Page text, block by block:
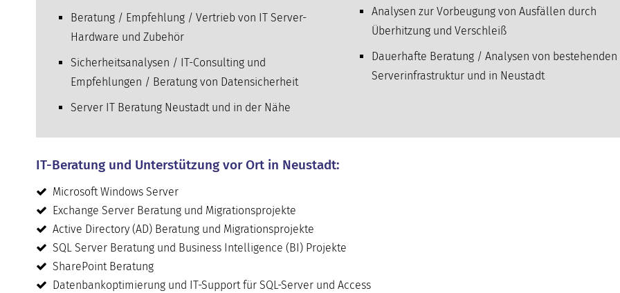
Beratung / Empfehlung / Vertrieb von IT Server-
Hardware und Zubehör
Sicherheitsanalysen / IT-Consulting und
Empfehlungen / Beratung von Datensicherheit
Server IT Beratung Neustadt und in der Nähe
Analysen zur Vorbeugung von Ausfällen durch
Überhitzung und Verschleiß
Dauerhafte Beratung / Analysen von bestehenden
Serverinfrastruktur und in Neustadt
IT-Beratung und Unterstützung vor Ort in Neustadt:
Microsoft Windows Server
Exchange Server Beratung und Migrationsprojekte
Active Directory (AD) Beratung und Migrationsprojekte
SQL Server Beratung und Business Intelligence (BI) Projekte
SharePoint Beratung
Datenbankoptimierung und IT-Support für SQL-Server und Access